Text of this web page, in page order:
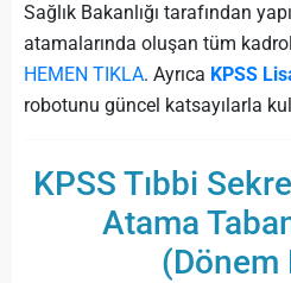
Sağlık Bakanlığı tarafından
atamalarında oluşan tüm
HEMEN TIKLA. Ayrıca KPSS
robotunu güncel katsayılarla
KPSS Tıbbi
Atama
(Dönem